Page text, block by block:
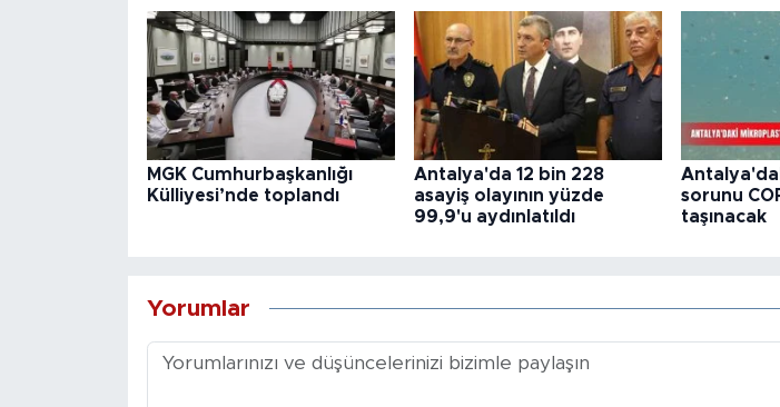
MGK Cumhurbaşkanlığı
Külliyesi’nde toplandı
Antalya'da 12 bin 228
asayiş olayının yüzde
99,9'u aydınlatıldı
sorunu
taşınacak
Yorumlar